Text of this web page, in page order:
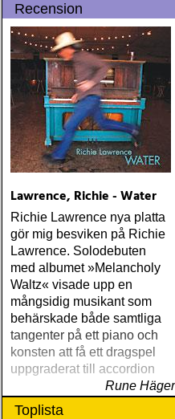
Recension
Lawrence, Richie - Water
Richie Lawrence nya platta
gör mig besviken på Richie
Lawrence. Solodebuten
med albumet »Melancholy
Waltz« visade upp en
mångsidig musikant som
behärskade både samtliga
tangenter på ett piano och
konsten att få ett dragspel
uppgraderat till accordion
Rune Häger
Toplista